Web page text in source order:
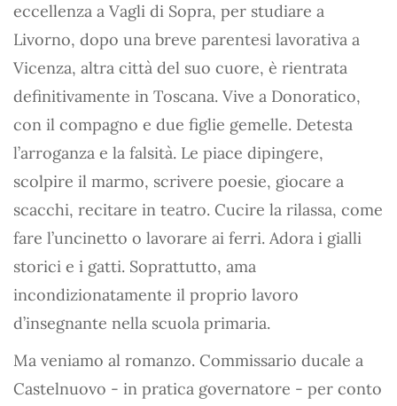
eccellenza a Vagli di Sopra, per studiare a
Livorno, dopo una breve parentesi lavorativa a
Vicenza, altra città del suo cuore, è rientrata
definitivamente in Toscana. Vive a Donoratico,
con il compagno e due figlie gemelle. Detesta
l’arroganza e la falsità. Le piace dipingere,
scolpire il marmo, scrivere poesie, giocare a
scacchi, recitare in teatro. Cucire la rilassa, come
fare l’uncinetto o lavorare ai ferri. Adora i gialli
storici e i gatti. Soprattutto, ama
incondizionatamente il proprio lavoro
d’insegnante nella scuola primaria.
Ma veniamo al romanzo. Commissario ducale a
Castelnuovo - in pratica governatore - per conto